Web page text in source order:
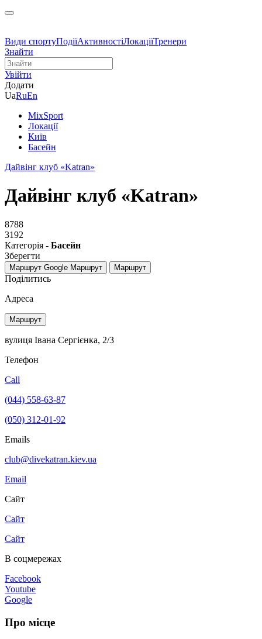
Види спортуПодіїАктивностіЛокаціїТренери
Знайти
Увійти
Додати
UaRuEn
MixSport
Локації
Київ
Басейн
Дайвінг клуб «Katran»
Дайвінг клуб «Katran»
8788
3192
Категорія - Басейн
Зберегти
Маршрут Google Маршрут Маршрут
Поділитись
Адреса
Маршрут
вулиця Івана Сергієнка, 2/3
Телефон
Call
(044) 558-63-87
(050) 312-01-92
Emails
club@divekatran.kiev.ua
Email
Сайт
Сайт
Сайт
В соцмережах
Facebook
Youtube
Google
Про місце